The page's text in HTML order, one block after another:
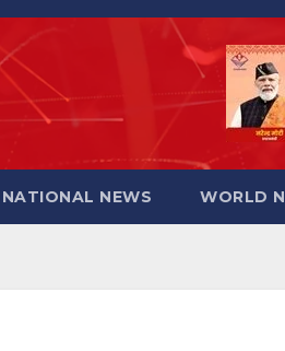
NATIONAL NEWS WORLD